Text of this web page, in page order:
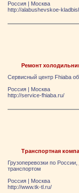
Россия | Москва
http://alabushevskoe-
Ремонт
Сервисный центр Fhiaba
Россия | Москва
http://service-fhiaba.ru/
Транспортная
Грузоперевозки по
транспортом
Россия | Москва
http://www.tk-tl.ru/